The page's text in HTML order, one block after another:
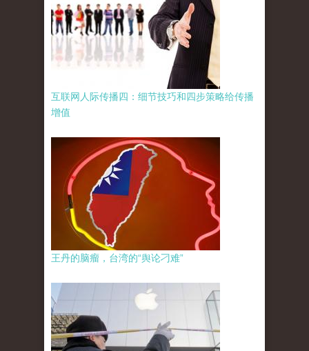
互联网人际传播四：细节技巧和四步策略给传播
增值
王丹的脑瘤，台湾的“舆论刁难”